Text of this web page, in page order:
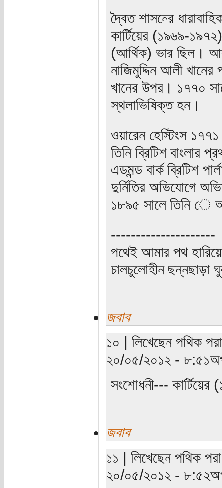
দ্বৈত শাসনের
কার্টিয়ের (১৯৬৯-
(আর্থিক) ভার ছিল।
নাজিমুদ্দিন আলী
খানের উপর। ১৭৭০
স্থলাভিষিক্ত হন।
ওয়ারেন হেস্টিংস
তিনি ব্রিটিশ বাংলার
এডমন্ড বার্ক ব্রিটিশ
দুর্নিতির অভিযোগে
১৮৯৫ সালে তিনি ে
---------------------
পথেই আমার পথ হারিয়ে
চালচুলোহীন ছন্নছাড়া
জবাব
১০ | লিখেছেন পথিক
২০/০৫/২০১২ -
সংশোধনী---
জবাব
১১ | লিখেছেন পথিক
২০/০৫/২০১২ -